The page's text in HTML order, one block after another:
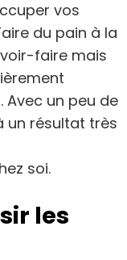
vos
du pain à la
faire mais
un peu de
un résultat très
soi.
les